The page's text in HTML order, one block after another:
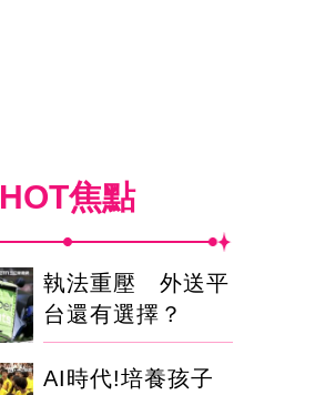
HOT焦點
執法重壓 外送平
台還有選擇？
AI時代!培養孩子